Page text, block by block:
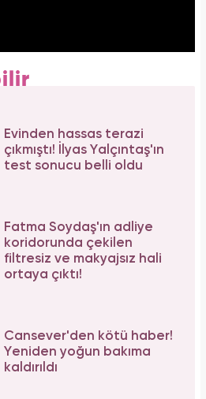
Evinden hassas terazi
çıkmıştı! İlyas Yalçıntaş'ın
test sonucu belli oldu
Fatma Soydaş'ın adliye
koridorunda çekilen
filtresiz ve makyajsız hali
ortaya çıktı!
Cansever'den kötü haber!
Yeniden yoğun bakıma
kaldırıldı